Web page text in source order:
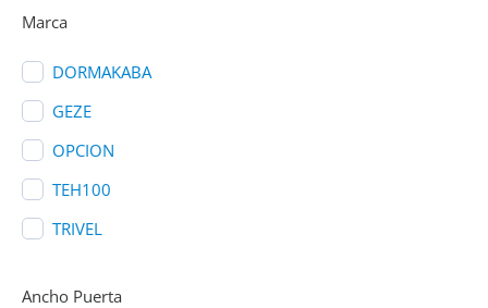
Marca
DORMAKABA
GEZE
OPCION
TEH100
TRIVEL
Ancho Puerta